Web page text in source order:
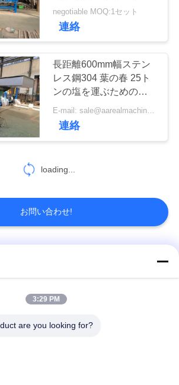
シートシェ
体の分離器
48
リートロン
クリーン
ック振動式輸送機 冷却
機能を持つ天然ゴム製品
negotiable MOQ:1セット
連絡
長距離600mm幅ステン
レス鋼304 葉の春 25ト
ンの塩を運ぶためのエキ
セントリックバランスド
バイブラータリーコンベ
ヤー
E-mail: sale@aarealmachine.com
連絡
loading...
お問い合わせ!
ゴリ すべて
旋回スクリーンのふ
3:29 PM
are you looking for?